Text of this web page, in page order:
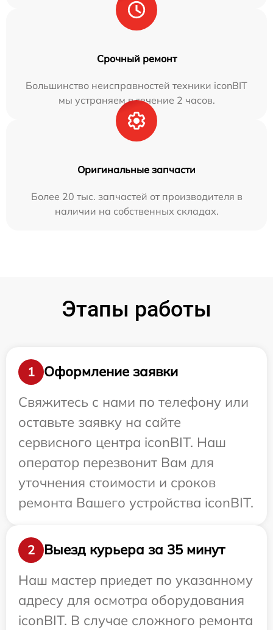
Срочный ремонт
Большинство неисправностей техники iconBIT
мы устраняем в течение 2 часов.
Оригинальные запчасти
Более 20 тыс. запчастей от производителя в
наличии на собственных складах.
Этапы работы
1
Оформление заявки
Свяжитесь с нами по телефону или
оставьте заявку на сайте
сервисного центра iconBIT. Наш
оператор перезвонит Вам для
уточнения стоимости и сроков
ремонта Вашего устройства iconBIT.
2
Выезд курьера за 35 минут
Наш мастер приедет по указанному
адресу для осмотра оборудования
iconBIT. В случае сложного ремонта